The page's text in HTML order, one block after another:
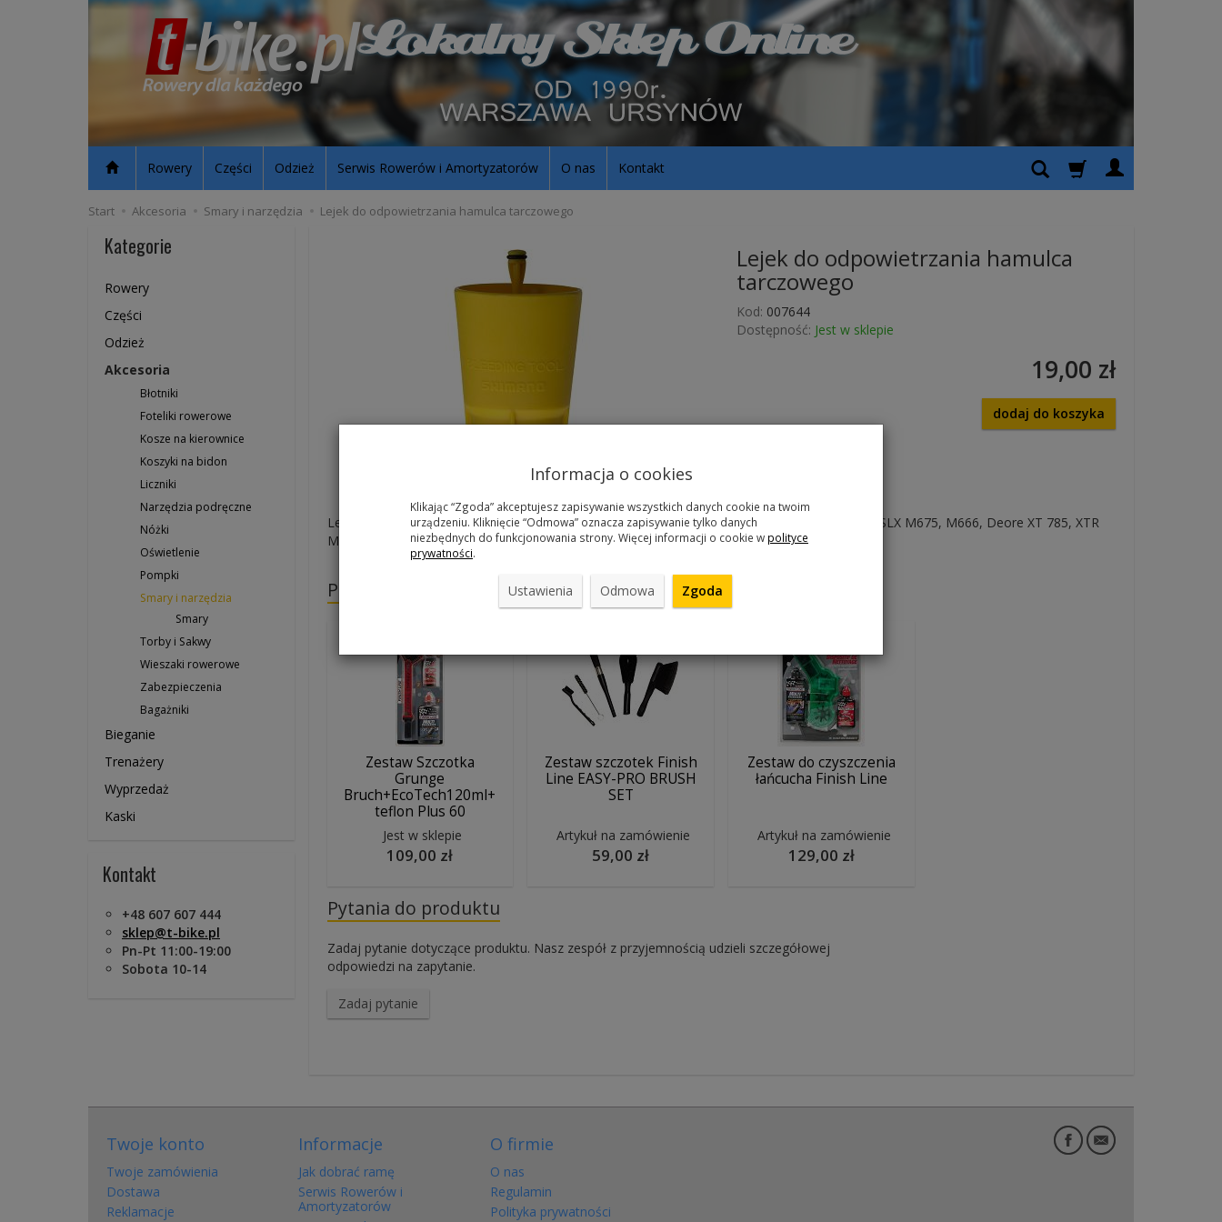
Rowery Części Odzież Serwis Rowerów i Amortyzatorów O nas Kontakt
Start Akcesoria Smary i narzędzia Lejek do odpowietrzania hamulca tarczowego
Lejek do odpowietrzania hamulca
tarczowego
Kod: 007644
Dostępność: Jest w sklepie
19,00 zł
dodaj do koszyka
Lejek do zalewania i odpowietrzania hamulców hydraulicznych Shimano: Deore M615, M596, SLX M675, M666, Deore XT 785, XTR
M980, M985, M988
Polecane produkty
Zestaw Szczotka
Grunge
Bruch+EcoTech120ml+
teflon Plus 60
Jest w sklepie
109,00 zł
Zestaw szczotek Finish
Line EASY-PRO BRUSH
SET
Artykuł na zamówienie
59,00 zł
Zestaw do czyszczenia
łańcucha Finish Line
Artykuł na zamówienie
129,00 zł
Pytania do produktu
Zadaj pytanie dotyczące produktu. Nasz zespół z przyjemnością udzieli szczegółowej
odpowiedzi na zapytanie.
Zadaj pytanie
Kategorie
Rowery
Części
Odzież
Akcesoria
Błotniki
Foteliki rowerowe
Kosze na kierownice
Koszyki na bidon
Liczniki
Narzędzia podręczne
Nóżki
Oświetlenie
Pompki
Smary i narzędzia
Smary
Torby i Sakwy
Wieszaki rowerowe
Zabezpieczenia
Bagażniki
Bieganie
Trenażery
Wyprzedaż
Kaski
Kontakt
+48 607 607 444
sklep@t-bike.pl
Pn-Pt 11:00-19:00
Sobota 10-14
Twoje konto
Twoje zamówienia
Dostawa
Reklamacje
Informacje
Jak dobrać ramę
Serwis Rowerów i
Amortyzatorów
O firmie
O nas
Regulamin
Polityka prywatności
Informacja o cookies
Klikając “Zgoda” akceptujesz zapisywanie wszystkich danych cookie na twoim
urządzeniu. Kliknięcie “Odmowa” oznacza zapisywanie tylko danych
niezbędnych do funkcjonowania strony. Więcej informacji o cookie w polityce
prywatności.
Ustawienia Odmowa Zgoda